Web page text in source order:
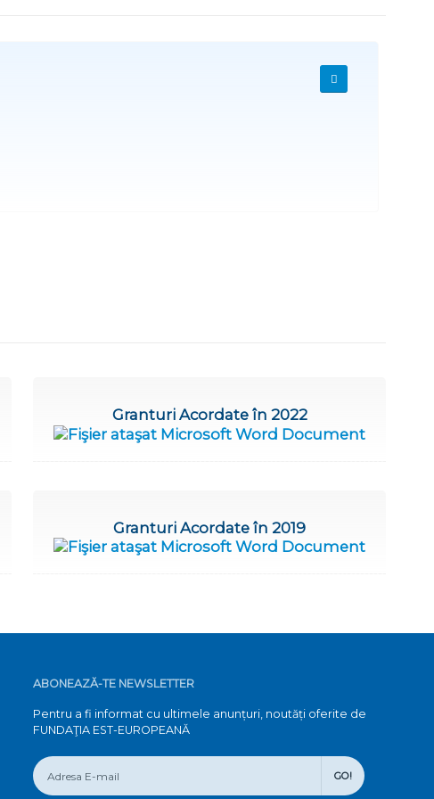
Granturi Acordate în 2022
Granturi Acordate în 2019
ABONEAZĂ-TE NEWSLETTER
Pentru a fi informat cu ultimele anunțuri, noutăți oferite de
FUNDAŢIA EST-EUROPEANĂ
GO!